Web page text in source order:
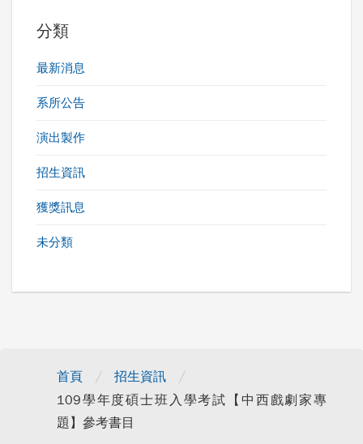
分類
最新消息
系所公告
演出製作
招生資訊
獲獎訊息
未分類
首頁 / 招生資訊 /
109學年度碩士班入學考試【中西戲劇家專
題】參考書目